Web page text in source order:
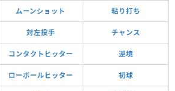
ムーンショット 粘り打ち
対左投手 チャンス
コンタクトヒッター 逆境
ローボールヒッター 初球